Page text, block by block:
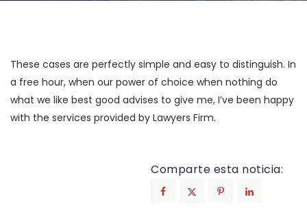
These cases are perfectly simple and easy to distinguish. In
a free hour, when our power of choice when nothing do
what we like best good advises to give me, I’ve been happy
with the services provided by Lawyers Firm.
Comparte esta noticia: